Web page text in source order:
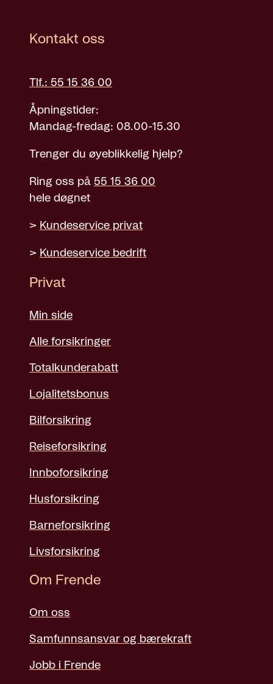
Kontakt oss
Tlf.: 55 15 36 00
Åpningstider:
Mandag-fredag: 08.00-15.30
Trenger du øyeblikkelig hjelp?
Ring oss på 55 15 36 00
hele døgnet
> Kundeservice privat
> Kundeservice bedrift
Privat
Min side
Alle forsikringer
Totalkunderabatt
Lojalitetsbonus
Bilforsikring
Reiseforsikring
Innboforsikring
Husforsikring
Barneforsikring
Livsforsikring
Om Frende
Om oss
Samfunnsansvar og bærekraft
Jobb i Frende